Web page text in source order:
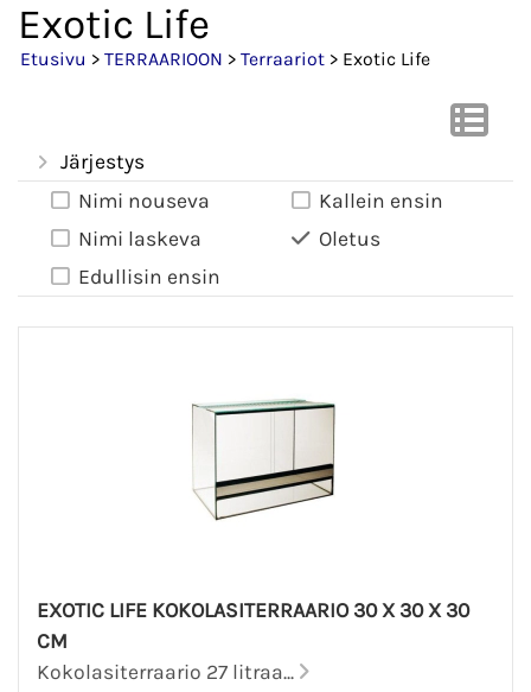
Exotic Life
Etusivu > TERRAARIOON > Terraariot > Exotic Life
Järjestys
Nimi nouseva
Nimi laskeva
Edullisin ensin
Kallein ensin
Oletus
EXOTIC LIFE KOKOLASITERRAARIO 30 X 30 X 30
CM
Kokolasiterraario 27 litraa...